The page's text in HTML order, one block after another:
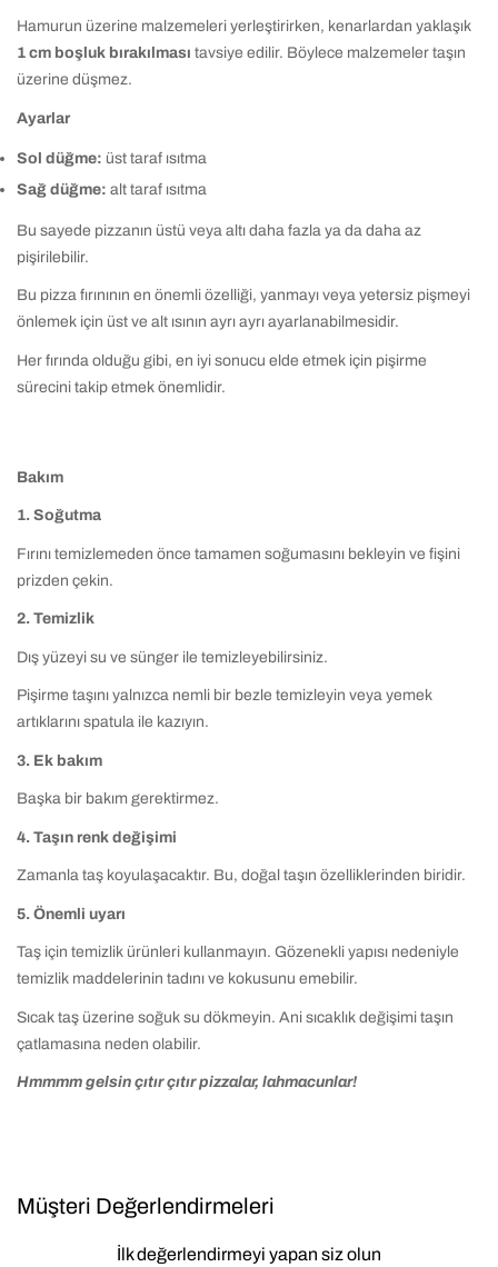
Hamurun üzerine malzemeleri yerleştirirken, kenarlardan yaklaşık
1 cm boşluk bırakılması tavsiye edilir. Böylece malzemeler taşın
üzerine düşmez.
Ayarlar
Sol düğme: üst taraf ısıtma
Sağ düğme: alt taraf ısıtma
Bu sayede pizzanın üstü veya altı daha fazla ya da daha az
pişirilebilir.
Bu pizza fırınının en önemli özelliği, yanmayı veya yetersiz pişmeyi
önlemek için üst ve alt ısının ayrı ayrı ayarlanabilmesidir.
Her fırında olduğu gibi, en iyi sonucu elde etmek için pişirme
sürecini takip etmek önemlidir.
Bakım
1. Soğutma
Fırını temizlemeden önce tamamen soğumasını bekleyin ve fişini
prizden çekin.
2. Temizlik
Dış yüzeyi su ve sünger ile temizleyebilirsiniz.
Pişirme taşını yalnızca nemli bir bezle temizleyin veya yemek
artıklarını spatula ile kazıyın.
3. Ek bakım
Başka bir bakım gerektirmez.
4. Taşın renk değişimi
Zamanla taş koyulaşacaktır. Bu, doğal taşın özelliklerinden biridir.
5. Önemli uyarı
Taş için temizlik ürünleri kullanmayın. Gözenekli yapısı nedeniyle
temizlik maddelerinin tadını ve kokusunu emebilir.
Sıcak taş üzerine soğuk su dökmeyin. Ani sıcaklık değişimi taşın
çatlamasına neden olabilir.
Hmmmm gelsin çıtır çıtır pizzalar, lahmacunlar!
Müşteri Değerlendirmeleri
İlk değerlendirmeyi yapan siz olun